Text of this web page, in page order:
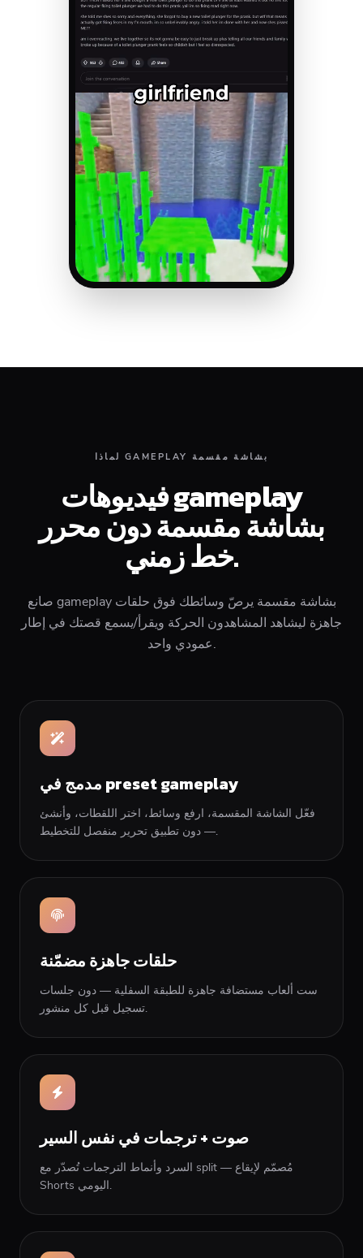
لماذا GAMEPLAY بشاشة مقسمة
فيديوهات gameplay
بشاشة مقسمة دون محرر
خط زمني.
صانع gameplay بشاشة مقسمة يرصّ وسائطك فوق حلقات
جاهزة ليشاهد المشاهدون الحركة ويقرأ/يسمع قصتك في إطار
عمودي واحد.
مدمج في preset gameplay
فعّل الشاشة المقسمة، ارفع وسائط، اختر اللقطات، وأنشئ
— دون تطبيق تحرير منفصل للتخطيط.
حلقات جاهزة مضمّنة
ست ألعاب مستضافة جاهزة للطبقة السفلية — دون جلسات
تسجيل قبل كل منشور.
صوت + ترجمات في نفس السير
السرد وأنماط الترجمات تُصدّر مع split — مُصمّم لإيقاع
Shorts اليومي.